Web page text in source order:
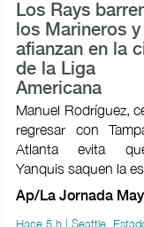
Los Rays
los Marineros
afianzan en la
de la Liga
Americana
Manuel Rodríguez,
regresar con
Atlanta evita
Yanquis saquen la
Ap/La Jornada
Hace 5 h | Seattle,